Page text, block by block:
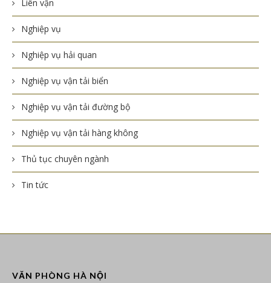
Liên vận
Nghiệp vụ
Nghiệp vụ hải quan
Nghiệp vụ vận tải biển
Nghiệp vụ vận tải đường bộ
Nghiệp vụ vận tải hàng không
Thủ tục chuyên ngành
Tin tức
VĂN PHÒNG HÀ NỘI